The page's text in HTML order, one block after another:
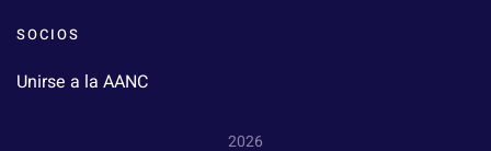
SOCIOS
Unirse a la AANC
2026